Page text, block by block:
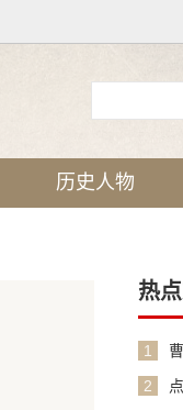
历史人物
热
1
2